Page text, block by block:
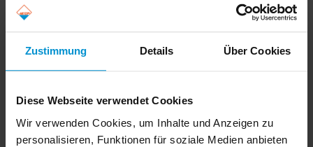
Zustimmung Details Über Cookies
Diese Webseite verwendet Cookies
Wir verwenden Cookies, um Inhalte und Anzeigen zu
personalisieren, Funktionen für soziale Medien anbieten
nicht nur für unsere neuen Fahrzeuge, sondern
auch für ältere Schörling Brock Fahrzeuge, die
bereits viele Jahre im Einsatz sind.
Lebensdauer Ihrer Fahrzeuge empfehlen wir den
Einsatz von original Hilton Ersatzteilen. Dies
gewährleistet Ihnen Anspruch auf